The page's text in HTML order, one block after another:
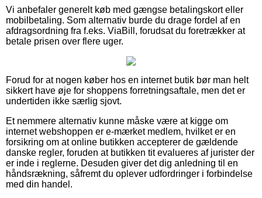
Vi anbefaler generelt køb med gængse betalingskort eller
mobilbetaling. Som alternativ burde du drage fordel af en
afdragsordning fra f.eks. ViaBill, forudsat du foretrækker at
betale prisen over flere uger.
Forud for at nogen køber hos en internet butik bør man helt
sikkert have øje for shoppens forretningsaftale, men det er
undertiden ikke særlig sjovt.
Et nemmere alternativ kunne måske være at kigge om
internet webshoppen er e-mærket medlem, hvilket er en
forsikring om at online butikken accepterer de gældende
danske regler, foruden at butikken tit evalueres af jurister der
er inde i reglerne. Desuden giver det dig anledning til en
håndsrækning, såfremt du oplever udfordringer i forbindelse
med din handel.